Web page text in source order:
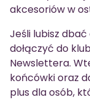
akcesoriów w
Jeśli lubisz
dołączyć do
Newslettera.
końcówki oraz
plus dla osób,